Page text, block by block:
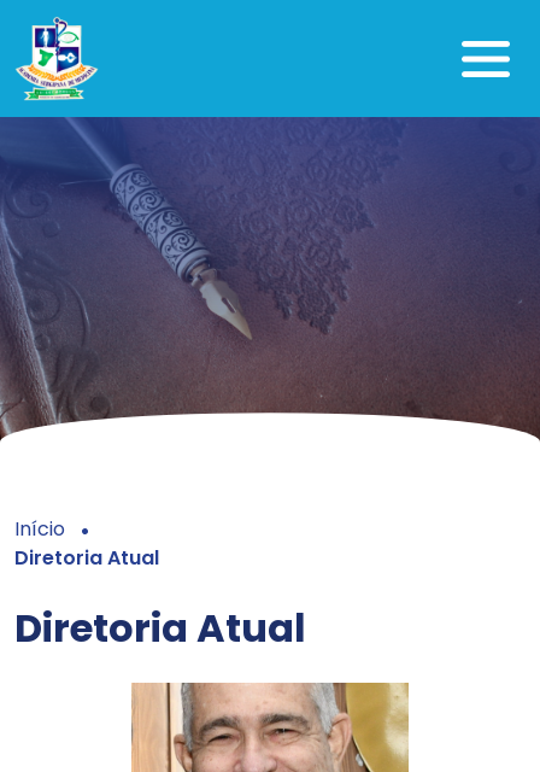
Início
Diretoria Atual
Diretoria Atual